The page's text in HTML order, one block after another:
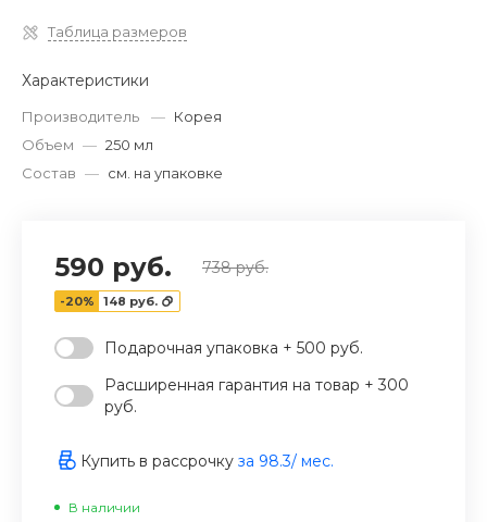
›
Таблица размеров
Характеристики
Производитель — Корея
Объем — 250 мл
Состав — см. на упаковке
590 руб. 738 руб.
-20% 148 руб.
Подарочная упаковка + 500 руб.
Расширенная гарантия на товар + 300
руб.
Купить в рассрочку за 98.3/ мес.
В наличии